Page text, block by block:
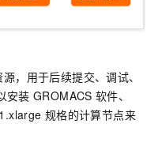
，用于后续提交、调试、
安装 GROMACS 软件、
规格的计算节点来